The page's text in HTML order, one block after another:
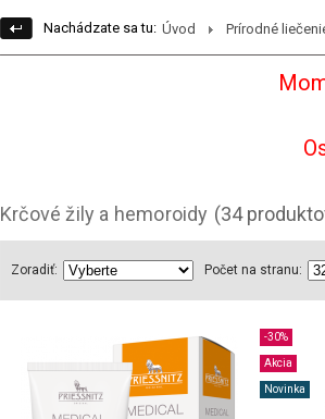
Nachádzate sa tu: Úvod Prírodné
Krčové žily a hemoroidy (34
Zoradiť: Počet na stranu:
-30%
Akcia
Novinka